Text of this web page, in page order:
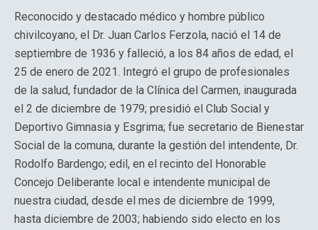
Reconocido y destacado médico y hombre público
chivilcoyano, el Dr. Juan Carlos Ferzola, nació el 14 de
septiembre de 1936 y falleció, a los 84 años de edad, el
25 de enero de 2021. Integró el grupo de profesionales
de la salud, fundador de la Clínica del Carmen, inaugurada
el 2 de diciembre de 1979; presidió el Club Social y
Deportivo Gimnasia y Esgrima; fue secretario de Bienestar
Social de la comuna, durante la gestión del intendente, Dr.
Rodolfo Bardengo; edil, en el recinto del Honorable
Concejo Deliberante local e intendente municipal de
nuestra ciudad, desde el mes de diciembre de 1999,
hasta diciembre de 2003; habiendo sido electo en los